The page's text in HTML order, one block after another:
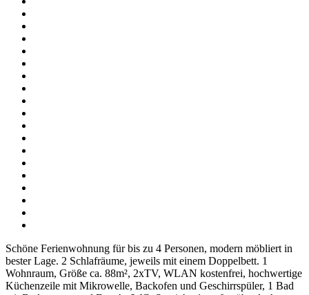
Schöne Ferienwohnung für bis zu 4 Personen, modern möbliert in
bester Lage. 2 Schlafräume, jeweils mit einem Doppelbett. 1
Wohnraum, Größe ca. 88m², 2xTV, WLAN kostenfrei, hochwertige
Küchenzeile mit Mikrowelle, Backofen und Geschirrspüler, 1 Bad